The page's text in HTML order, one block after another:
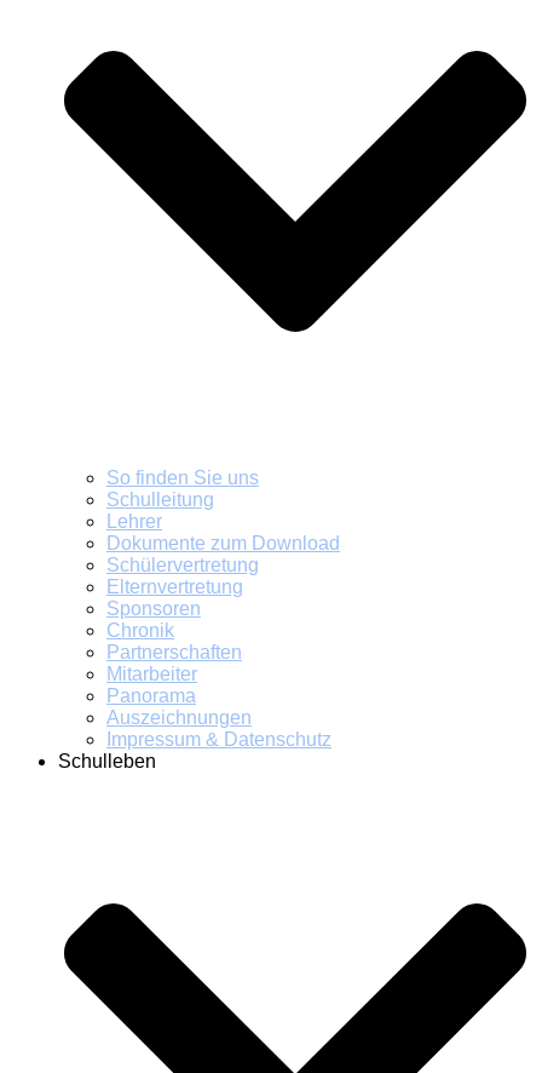
So finden Sie uns
Schulleitung
Lehrer
Dokumente zum Download
Schülervertretung
Elternvertretung
Sponsoren
Chronik
Partnerschaften
Mitarbeiter
Panorama
Auszeichnungen
Impressum & Datenschutz
Schulleben